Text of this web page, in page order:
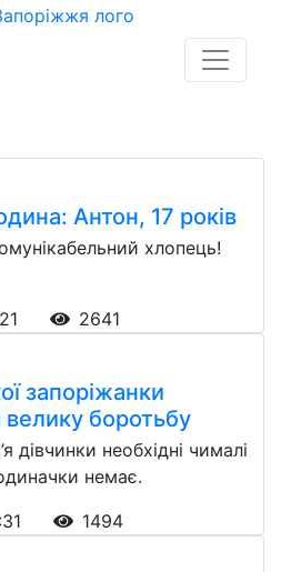
Антон, 17 років
хлопець!
2641
запоріжанки
боротьбу
дівчинки необхідні чималі
немає.
1494